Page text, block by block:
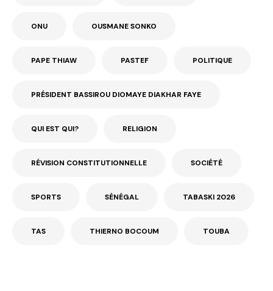
ONU OUSMANE SONKO
PAPE THIAW PASTEF POLITIQUE
PRÉSIDENT BASSIROU DIOMAYE DIAKHAR FAYE
QUI EST QUI? RELIGION
RÉVISION CONSTITUTIONNELLE SOCIÉTÉ
SPORTS SÉNÉGAL TABASKI 2026
TAS THIERNO BOCOUM TOUBA